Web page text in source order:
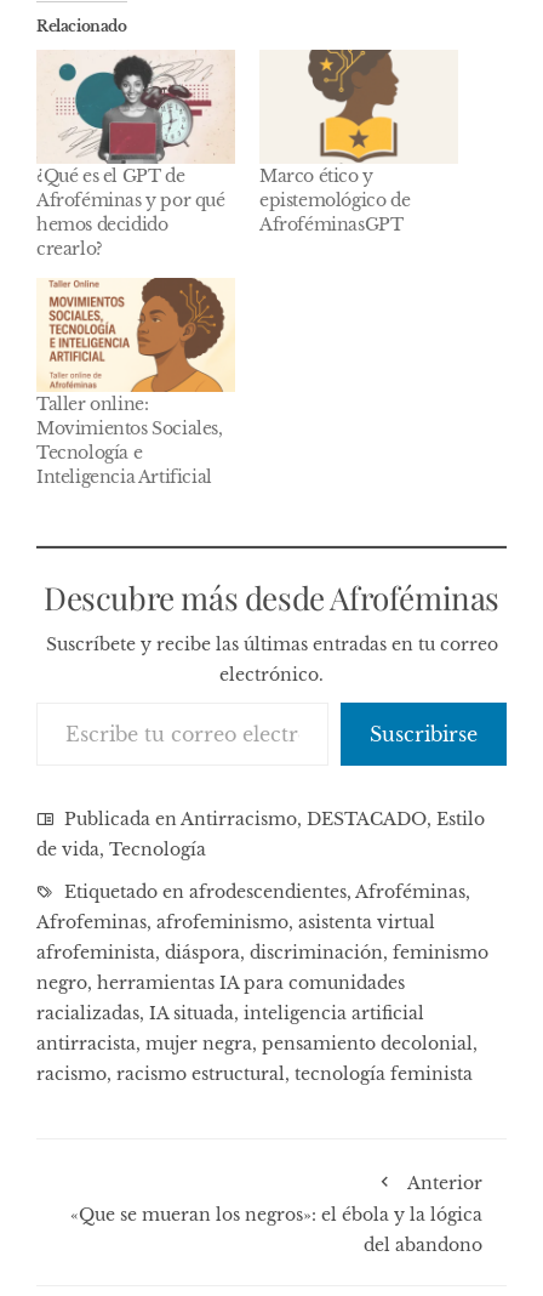
Relacionado
¿Qué es el GPT de
Afroféminas y por qué
hemos decidido
crearlo?
Marco ético y
epistemológico de
AfroféminasGPT
Taller online:
Movimientos Sociales,
Tecnología e
Inteligencia Artificial
Descubre más desde Afroféminas
Suscríbete y recibe las últimas entradas en tu correo
electrónico.
Suscribirse
Publicada en Antirracismo, DESTACADO, Estilo
de vida, Tecnología
Etiquetado en afrodescendientes, Afroféminas,
Afrofeminas, afrofeminismo, asistenta virtual
afrofeminista, diáspora, discriminación, feminismo
negro, herramientas IA para comunidades
racializadas, IA situada, inteligencia artificial
antirracista, mujer negra, pensamiento decolonial ,
racismo, racismo estructural , tecnología feminista
Anterior
«Que se mueran los negros»: el ébola y la lógica
del abandono